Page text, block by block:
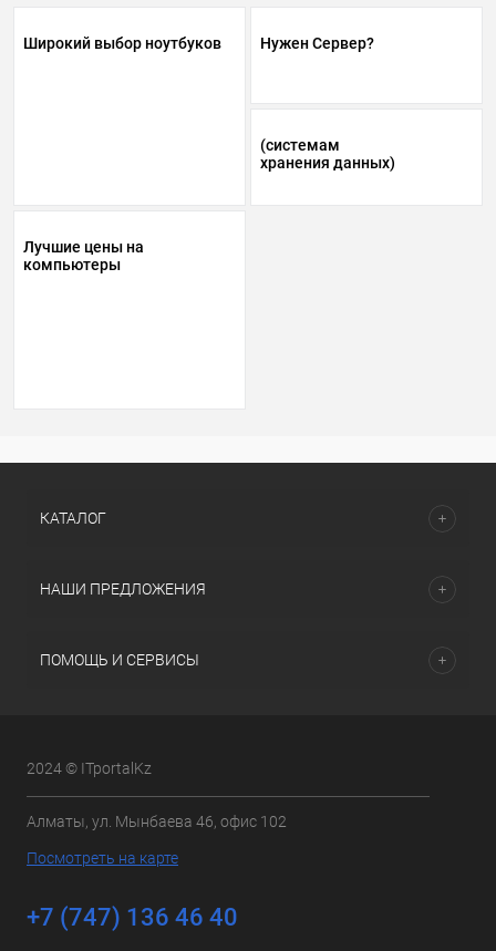
Широкий выбор ноутбуков Нужен Сервер?
(системам
хранения данных)
Лучшие цены на
компьютеры
КАТАЛОГ
НАШИ ПРЕДЛОЖЕНИЯ
ПОМОЩЬ И СЕРВИСЫ
2024 © ITportalKz
Алматы, ул. Мынбаева 46, офис 102
Посмотреть на карте
+7 (747) 136 46 40